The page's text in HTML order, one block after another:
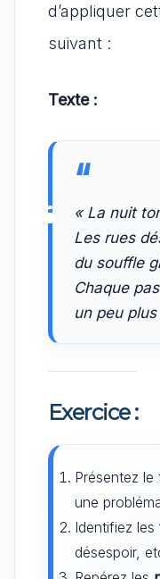
d’appliquer
suivant :
Texte :
« La nuit
Les rues
du souffle
Chaque
un peu plus
Exercice :
Présentez
une
Identifiez les
désespoir,